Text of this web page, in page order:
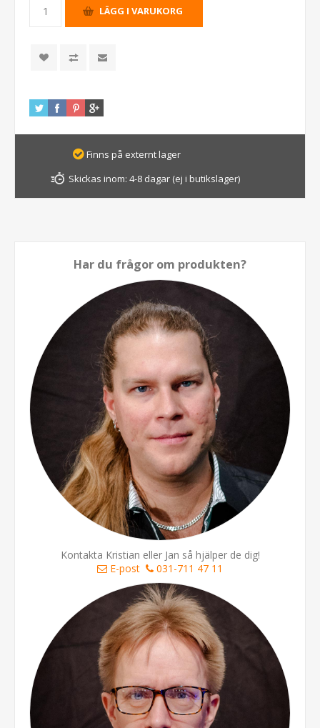
Finns på externt lager
Skickas inom: 4-8 dagar (ej i butikslager)
Har du frågor om produkten?
Kontakta Kristian eller Jan så hjälper de dig!
E-post
031-711 47 11